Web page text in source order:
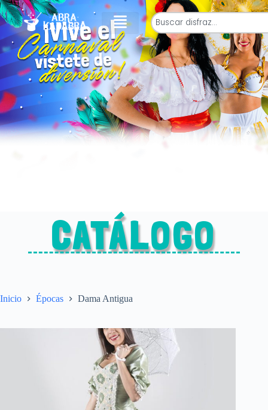
CATÁLOGO
Inicio Épocas Dama Antigua